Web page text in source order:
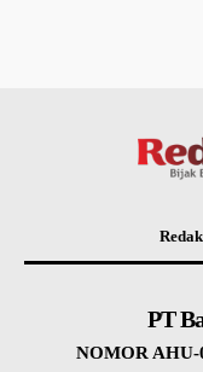
PT
NOMOR AHU-